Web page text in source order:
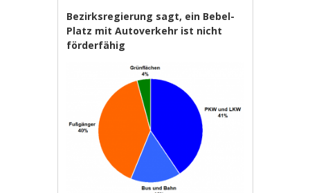
Bezirksregierung sagt, ein Bebel-
Platz mit Autoverkehr ist nicht
förderfähig